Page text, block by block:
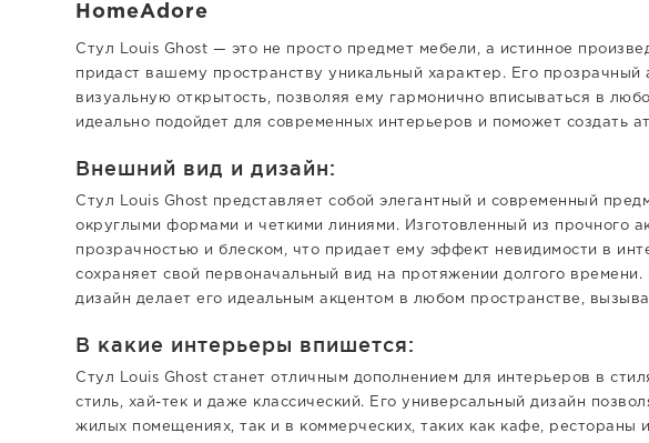
HomeAdore
Стул Louis Ghost — это не просто предмет мебели, а истинное
придаст вашему пространству уникальный характер. Его прозрачный
визуальную открытость, позволяя ему гармонично вписываться в
идеально подойдет для современных интерьеров и поможет создать
Внешний вид и дизайн:
Стул Louis Ghost представляет собой элегантный и современный
округлыми формами и четкими линиями. Изготовленный из прочного
прозрачностью и блеском, что придает ему эффект невидимости в
сохраняет свой первоначальный вид на протяжении долгого
дизайн делает его идеальным акцентом в любом пространстве,
В какие интерьеры впишется:
Стул Louis Ghost станет отличным дополнением для интерьеров в
стиль, хай-тек и даже классический. Его универсальный дизайн
жилых помещениях, так и в коммерческих, таких как кафе,